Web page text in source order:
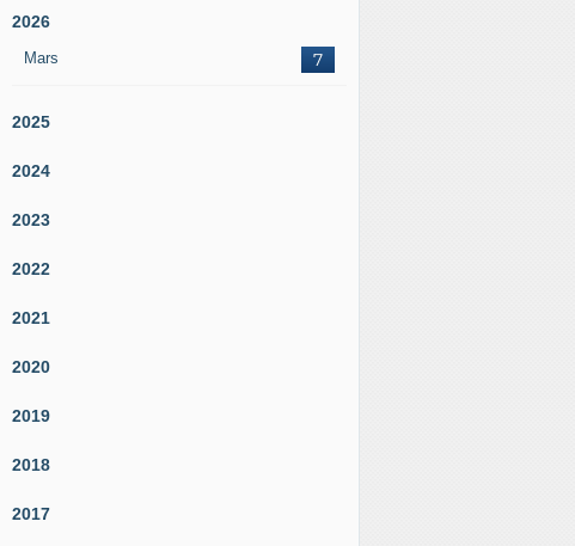
2026
Mars 7
2025
2024
2023
2022
2021
2020
2019
2018
2017